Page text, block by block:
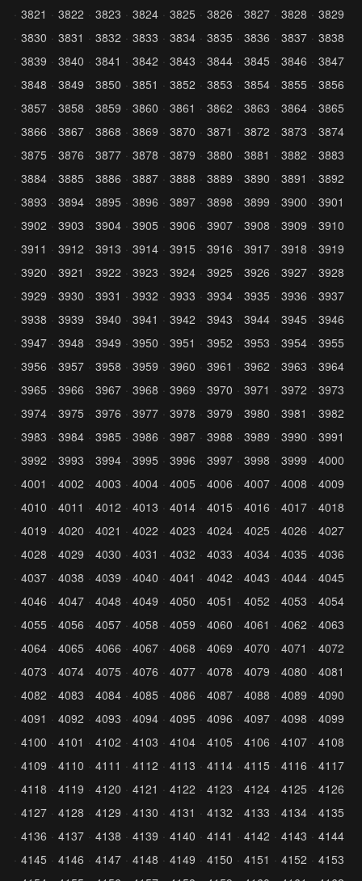
3821
3822 3823 3824 3825 3826 3827 3828
3829
3830
3831 3832 3833 3834 3835 3836 3837
3838
3839
3840 3841 3842 3843 3844 3845 3846
3847
3848
3849 3850 3851 3852 3853 3854 3855
3856
3857
3858 3859 3860 3861 3862 3863 3864
3865
3866
3867 3868 3869 3870 3871 3872 3873
3874
3875
3876 3877 3878 3879 3880 3881 3882
3883
3884
3885 3886 3887 3888 3889 3890 3891
3892
3893
3894 3895 3896 3897 3898 3899 3900
3901
3902
3903 3904 3905 3906 3907 3908 3909
3910
3911
3912 3913 3914 3915 3916 3917 3918
3919
3920
3921 3922 3923 3924 3925 3926 3927
3928
3929
3930 3931 3932 3933 3934 3935 3936
3937
3938
3939 3940 3941 3942 3943 3944 3945
3946
3947
3948 3949 3950 3951 3952 3953 3954
3955
3956
3957 3958 3959 3960 3961 3962 3963
3964
3965
3966 3967 3968 3969 3970 3971 3972
3973
3974
3975 3976 3977 3978 3979 3980 3981
3982
3983
3984 3985 3986 3987 3988 3989 3990
3991
3992
3993 3994 3995 3996 3997 3998 3999
4000
4001
4002 4003 4004 4005 4006 4007 4008
4009
4010
4011 4012 4013 4014 4015 4016 4017
4018
4019
4020 4021 4022 4023 4024 4025 4026
4027
4028
4029 4030 4031 4032 4033 4034 4035
4036
4037
4038 4039 4040 4041 4042 4043 4044
4045
4046
4047 4048 4049 4050 4051 4052 4053
4054
4055
4056 4057 4058 4059 4060 4061 4062
4063
4064
4065 4066 4067 4068 4069 4070 4071
4072
4073
4074 4075 4076 4077 4078 4079 4080
4081
4082
4083 4084 4085 4086 4087 4088 4089
4090
4091
4092 4093 4094 4095 4096 4097 4098
4099
4100
4101 4102 4103 4104 4105 4106 4107
4108
4109
4110 4111 4112 4113 4114 4115 4116
4117
4118
4119 4120 4121 4122 4123 4124 4125
4126
4127
4128 4129 4130 4131 4132 4133 4134
4135
4136
4137 4138 4139 4140 4141 4142 4143
4144
4145
4146 4147 4148 4149 4150 4151 4152
4153